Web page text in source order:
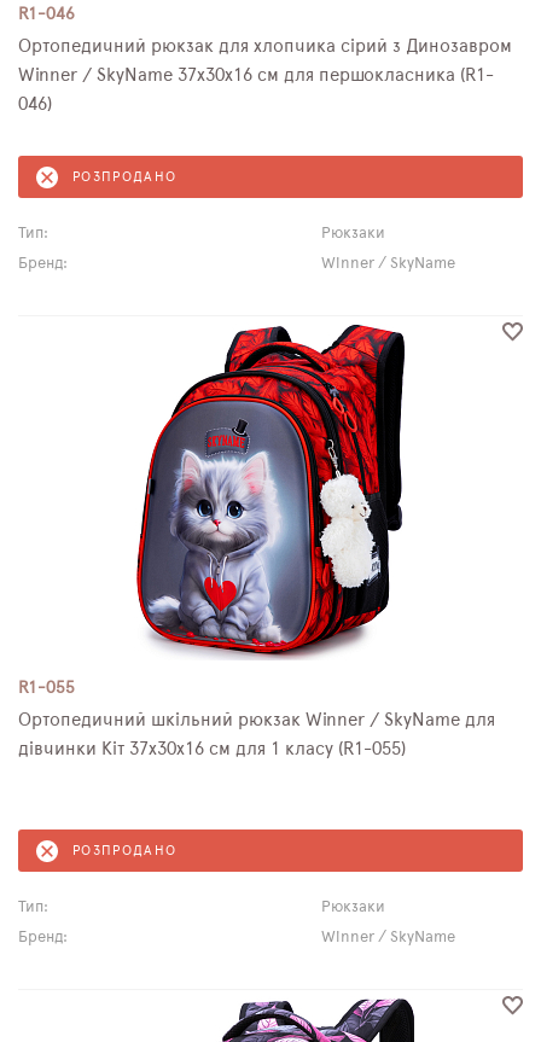
R1-046
Ортопедичний рюкзак для хлопчика сірий з Динозавром
Winner / SkyName 37х30х16 см для першокласника (R1-
046)
РОЗПРОДАНО
Тип:
Рюкзаки
Бренд:
Winner / SkyName
R1-055
Ортопедичний шкільний рюкзак Winner / SkyName для
дівчинки Кіт 37х30х16 см для 1 класу (R1-055)
РОЗПРОДАНО
Тип:
Рюкзаки
Бренд:
Winner / SkyName